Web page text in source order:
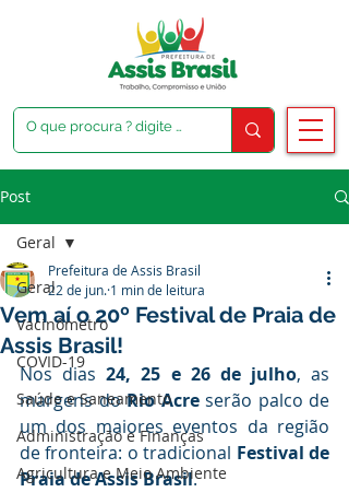
Post
Geral
Vacinômetro
COVID-19
Saúde e Saneamento
Administração e Finanças
Agricultura e Meio Ambiente
Geral
Vem aí o 20º Festival de Praia de
Assis Brasil!
Prefeitura de Assis Brasil
22 de jun. 1 min de leitura
Nos dias 24, 25 e 26 de julho, as
margens do Rio Acre serão palco de
um dos maiores eventos da região
de fronteira: o tradicional Festival de
Praia de Assis Brasil.